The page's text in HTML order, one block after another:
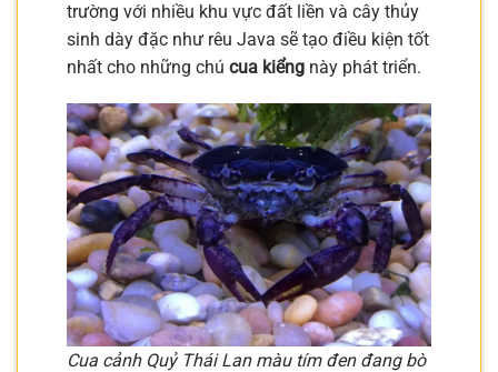
trường với nhiều khu vực đất liền và cây thủy
sinh dày đặc như rêu Java sẽ tạo điều kiện tốt
nhất cho những chú cua kiểng này phát triển.
Cua cảnh Quỷ Thái Lan màu tím đen đang bò